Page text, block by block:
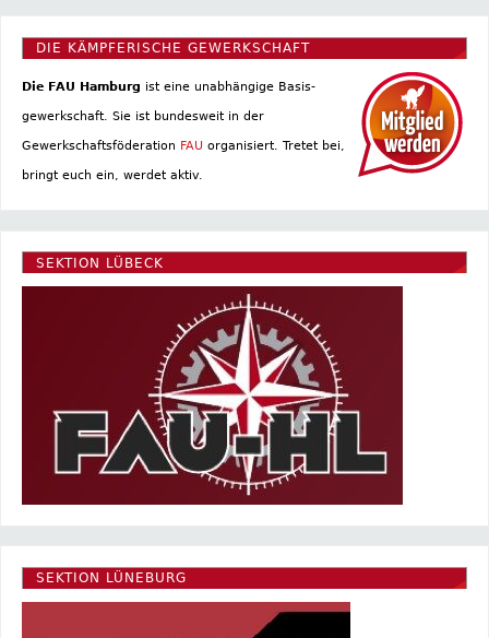
DIE KÄMPFERISCHE GEWERKSCHAFT
Die FAU Hamburg ist eine un­abhängige Basis­
gewerkschaft. Sie ist bundesweit in der
Gewerkschaftsföderation FAU organisiert. Tretet bei,
bringt euch ein, werdet aktiv.
SEKTION LÜBECK
SEKTION LÜNEBURG